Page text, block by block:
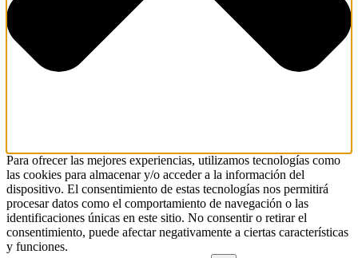
Para ofrecer las mejores experiencias, utilizamos tecnologías como
las cookies para almacenar y/o acceder a la información del
dispositivo. El consentimiento de estas tecnologías nos permitirá
procesar datos como el comportamiento de navegación o las
identificaciones únicas en este sitio. No consentir o retirar el
consentimiento, puede afectar negativamente a ciertas características
y funciones.